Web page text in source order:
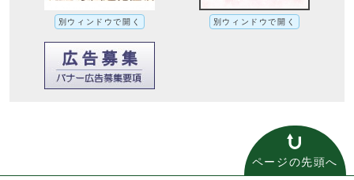
別ウィンドウで開く 別ウィンドウで開く
ページの先頭へ